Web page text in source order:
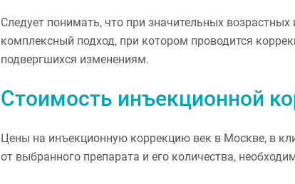
Следует понимать, что при значительных
комплексный подход, при котором проводится
подвергшихся изменениям.
Стоимость инъекционной
Цены на инъекционную коррекцию век в Москве, в
от выбранного препарата и его количества,